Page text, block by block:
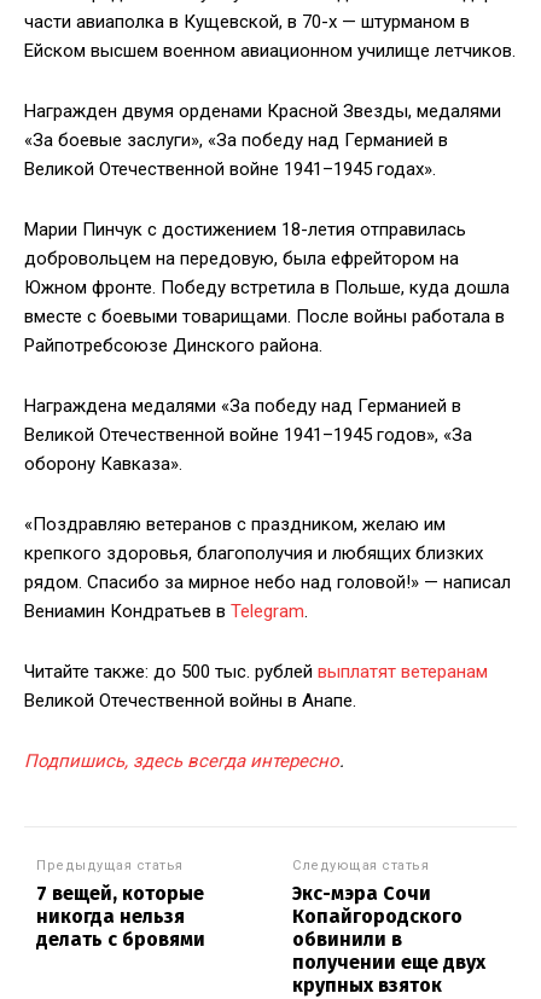
части авиаполка в Кущевской, в 70-х — штурманом в
Ейском высшем военном авиационном училище летчиков.
Награжден двумя орденами Красной Звезды, медалями
«За боевые заслуги», «За победу над Германией в
Великой Отечественной войне 1941–1945 годах».
Марии Пинчук с достижением 18-летия отправилась
добровольцем на передовую, была ефрейтором на
Южном фронте. Победу встретила в Польше, куда дошла
вместе с боевыми товарищами. После войны работала в
Райпотребсоюзе Динского района.
Награждена медалями «За победу над Германией в
Великой Отечественной войне 1941–1945 годов», «За
оборону Кавказа».
«Поздравляю ветеранов с праздником, желаю им
крепкого здоровья, благополучия и любящих близких
рядом. Спасибо за мирное небо над головой!» — написал
Вениамин Кондратьев в Telegram.
Читайте также: до 500 тыс. рублей выплатят ветеранам
Великой Отечественной войны в Анапе.
Подпишись, здесь всегда интересно.
Предыдущая статья
7 вещей, которые
никогда нельзя
делать с бровями
Следующая статья
Экс-мэра Сочи
Копайгородского
обвинили в
получении еще двух
крупных взяток